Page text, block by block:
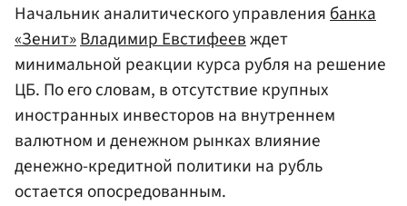
Начальник аналитического управлениябанка
«Зенит»Владимир Евстифеевждет
минимальной реакции курса рубля на решение
ЦБ. По его словам, в отсутствие крупных
иностранных инвесторов на внутреннем
валютном и денежном рынках влияние
денежно-кредитной политики на рубль
остается опосредованным.